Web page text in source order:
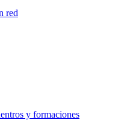
red
y formaciones